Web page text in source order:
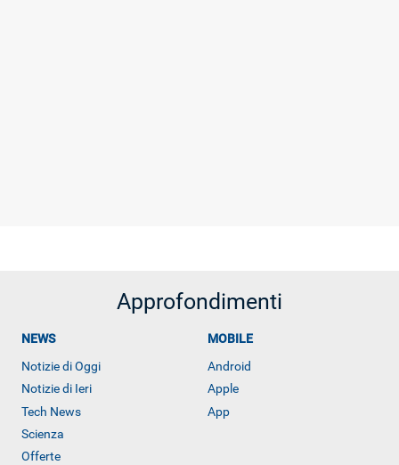
Approfondimenti
NEWS
Notizie di Oggi
Notizie di Ieri
Tech News
Scienza
Offerte
MOBILE
Android
Apple
App